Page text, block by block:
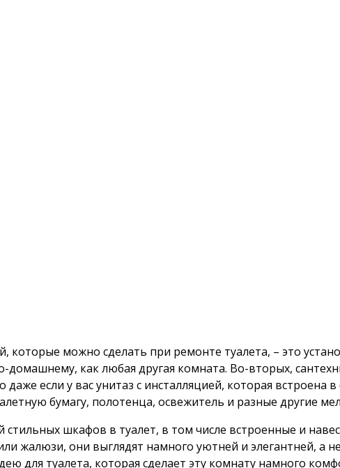
которые можно сделать при ремонте туалета, – это
домашнему, как любая другая комната. Во-вторых,
если у вас унитаз с инсталляцией, которая встроена
бумагу, полотенца, освежитель и разные другие
стильных шкафов в туалет, в том числе встроенные и
жалюзи, они выглядят намного уютней и элегантней, а
для туалета, которая сделает эту комнату намного